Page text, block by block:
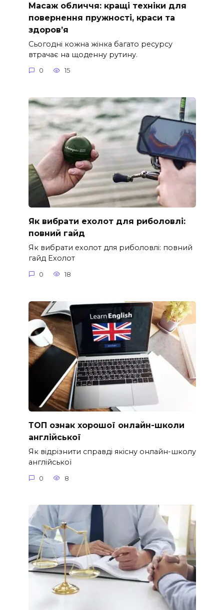
Масаж обличчя: кращі техніки для
повернення пружності, краси та
здоров’я
Сьогодні кожна жінка багато ресурсу
втрачає на щоденну рутину.
0 15
Як вибрати ехолот для риболовлі:
повний гайд
Як вибрати ехолот для риболовлі: повний
гайд Ехолот
0 18
ТОП ознак хорошої онлайн-школи
англійської
Як відрізнити справді якісну онлайн-школу
англійської
0 8